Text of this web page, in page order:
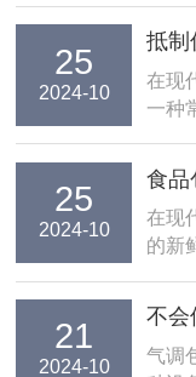
25
2024-10
抵制
在现
一种
25
2024-10
食品
下载
在现
的新
21
2024-10
不会
做
气调